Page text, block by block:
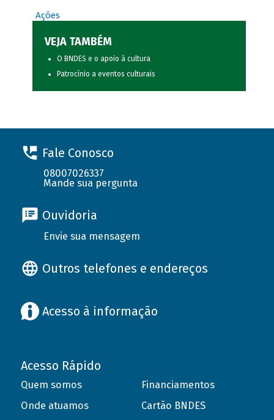
Ações
VEJA TAMBÉM
O BNDES e o apoio à cultura
Patrocínio a eventos culturais
Fale Conosco
08007026337
Mande sua pergunta
Ouvidoria
Envie sua mensagem
Outros telefones e endereços
Acesso à informação
Acesso Rápido
Quem somos
Onde atuamos
Financiamentos
Cartão BNDES